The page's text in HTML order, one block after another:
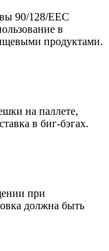
90/128/ЕЕС
в
продуктами.
на паллете,
в биг-бэгах.
при
должна быть